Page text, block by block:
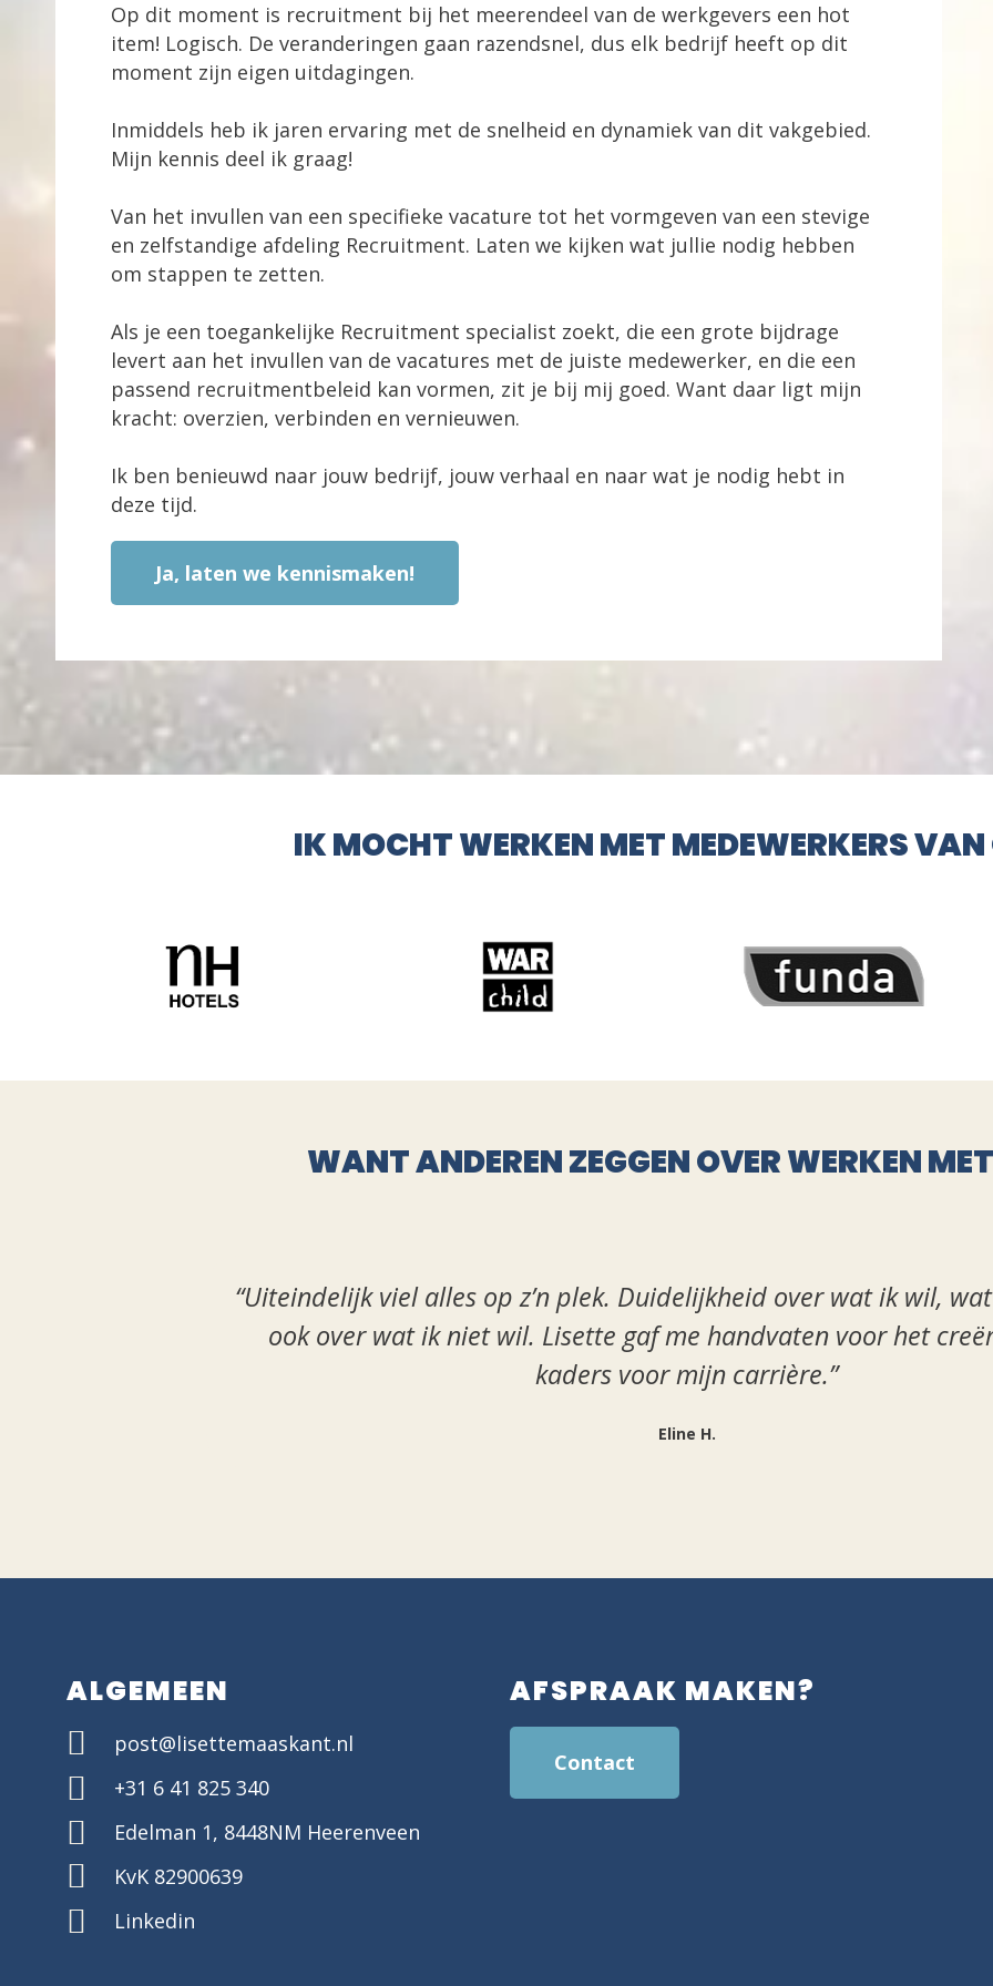
Op dit moment is recruitment bij het meerendeel van de werkgevers een hot
item! Logisch. De veranderingen gaan razendsnel, dus elk bedrijf heeft op dit
moment zijn eigen uitdagingen.
Inmiddels heb ik jaren ervaring met de snelheid en dynamiek van dit vakgebied.
Mijn kennis deel ik graag!
Van het invullen van een specifieke vacature tot het vormgeven van een stevige
en zelfstandige afdeling Recruitment. Laten we kijken wat jullie nodig hebben
om stappen te zetten.
Als je een toegankelijke Recruitment specialist zoekt, die een grote bijdrage
levert aan het invullen van de vacatures met de juiste medewerker, en die een
passend recruitmentbeleid kan vormen, zit je bij mij goed. Want daar ligt mijn
kracht: overzien, verbinden en vernieuwen.
Ik ben benieuwd naar jouw bedrijf, jouw verhaal en naar wat je nodig hebt in
deze tijd.
Ja, laten we kennismaken!
IK MOCHT WERKEN MET MEDEWERKERS
WANT ANDEREN ZEGGEN OVER WERKEN
“Uiteindelijk viel alles op z’n plek. Duidelijkheid over wat ik wil,
ook over wat ik niet wil. Lisette gaf me handvaten voor het
kaders voor mijn carrière.”
Eline H.
ALGEMEEN
post@lisettemaaskant.nl
+31 6 41 825 340
Edelman 1, 8448NM Heerenveen
KvK 82900639
Linkedin
AFSPRAAK MAKEN?
Contact